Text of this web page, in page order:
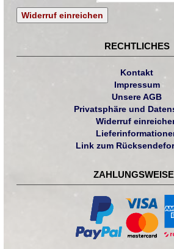
Widerruf einreichen
RECHTLICHES
Kontakt
Impressum
Unsere AGB
Privatsphäre und
Widerruf
Link zum